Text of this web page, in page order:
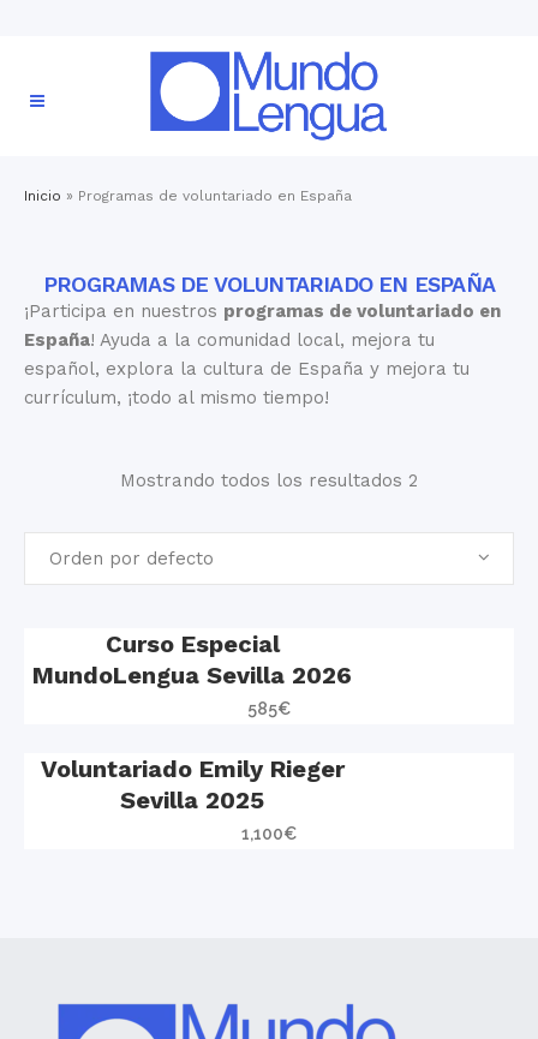
Inicio » Programas de voluntariado en España
PROGRAMAS DE VOLUNTARIADO EN ESPAÑA
¡Participa en nuestros programas de voluntariado en
España! Ayuda a la comunidad local, mejora tu
español, explora la cultura de España y mejora tu
currículum, ¡todo al mismo tiempo!
Mostrando todos los resultados 2
Orden por defecto
Curso Especial
MundoLengua Sevilla 2026
585€
Voluntariado Emily Rieger
Sevilla 2025
1,100€